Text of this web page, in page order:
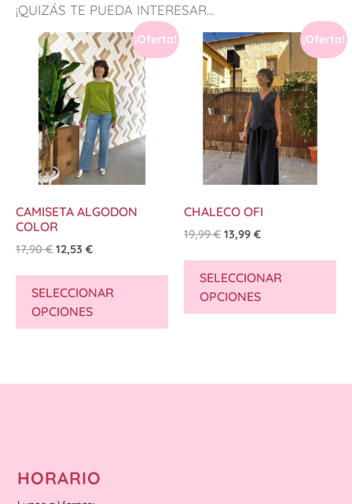
¡QUIZÁS TE PUEDA INTERESAR...
¡Oferta!
CAMISETA ALGODON
COLOR
17,90€ 12,53 €
SELECCIONAR
OPCIONES
¡Oferta!
CHALECO OFI
19,99€ 13,99 €
SELECCIONAR
OPCIONES
HORARIO